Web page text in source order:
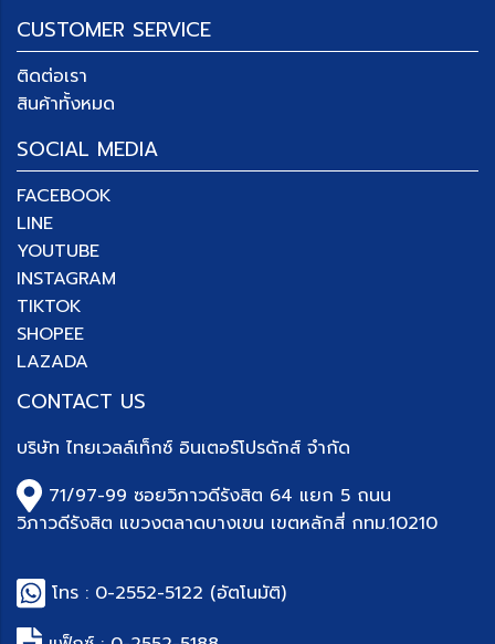
CUSTOMER SERVICE
ติดต่อเรา
สินค้าทั้งหมด
SOCIAL MEDIA
FACEBOOK
LINE
YOUTUBE
INSTAGRAM
TIKTOK
SHOPEE
LAZADA
CONTACT US
บริษัท ไทยเวลล์เท็กซ์ อินเตอร์โปรดักส์ จำกัด
71/97-99 ซอยวิภาวดีรังสิต 64 แยก 5 ถนน
วิภาวดีรังสิต แขวงตลาดบางเขน เขตหลักสี่ กทม.10210
โทร : 0-2552-5122 (อัตโนมัติ)